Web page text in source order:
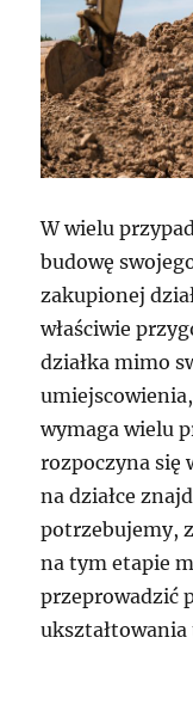
W wielu
budowę
zakupionej
właściwie
działka mimo
wymaga wielu
rozpoczyna się
na działce
potrzebujemy,
na tym etapie
przeprowadzić
ukształtowania